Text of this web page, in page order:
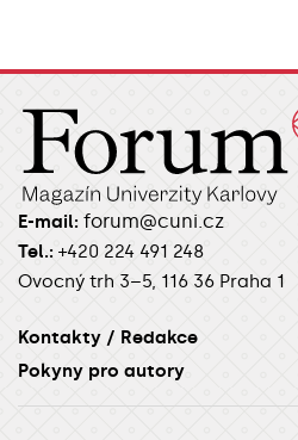
E-mail: forum@cuni.cz
Tel.: +420 224 491 248
Ovocný trh 3–5, 116 36 Praha 1
Kontakty / Redakce
Pokyny pro autory